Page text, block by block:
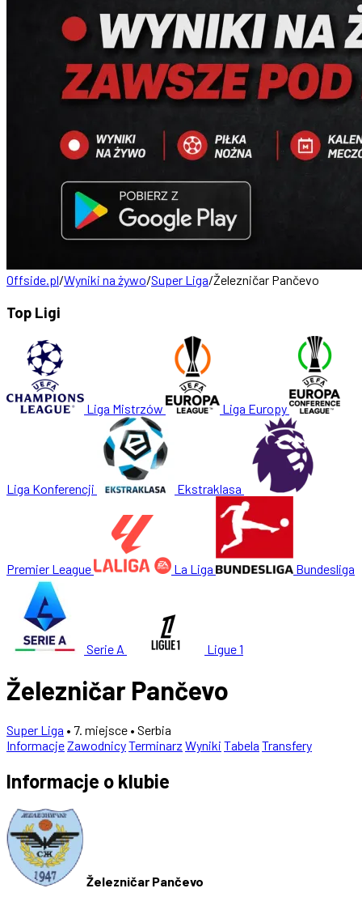
Offside.pl/Wyniki na żywo/Super Liga/Železničar Pančevo
Top Ligi
Liga Mistrzów Liga Europy
Liga Konferencji Ekstraklasa
Premier League La Liga Bundesliga
Serie A Ligue 1
Železničar Pančevo
Super Liga • 7. miejsce • Serbia
InformacjeZawodnicyTerminarz Wyniki Tabela Transfery
Informacje o klubie
Železničar Pančevo